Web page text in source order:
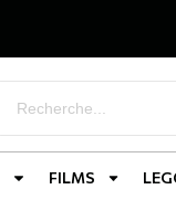
FILMS